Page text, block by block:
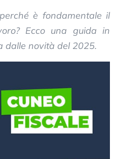
è fondamentale il
Ecco una guida in
dalle novità del 2025.